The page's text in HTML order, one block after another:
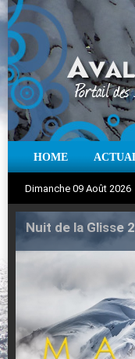
HOME
Dimanche 09 Août 2026
Nuit de la Glisse